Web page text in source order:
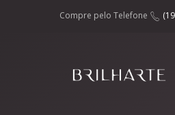
Compre pelo Telefone